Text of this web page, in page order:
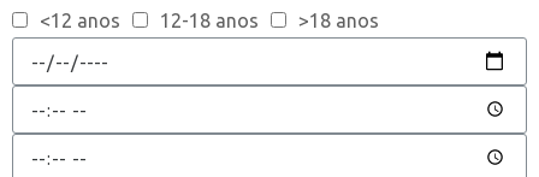
<12 anos
12-18 anos >18 anos